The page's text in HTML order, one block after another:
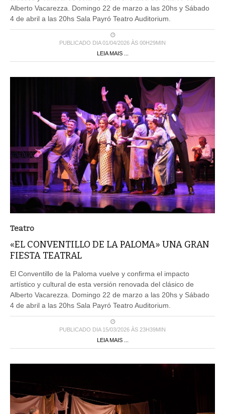
Alberto Vacarezza. Domingo 22 de marzo a las 20hs y Sábado
4 de abril a las 20hs Sala Payró Teatro Auditorium.
PUBLICADO DIA 01/04/2026 ÀS 00H29MIN
LEIA MAIS ...
Teatro
«EL CONVENTILLO DE LA PALOMA» UNA GRAN
FIESTA TEATRAL
El Conventillo de la Paloma vuelve y confirma el impacto
artístico y cultural de esta versión renovada del clásico de
Alberto Vacarezza. Domingo 22 de marzo a las 20hs y Sábado
4 de abril a las 20hs Sala Payró Teatro Auditorium.
PUBLICADO DIA 15/03/2026 ÀS 23H39MIN
LEIA MAIS ...